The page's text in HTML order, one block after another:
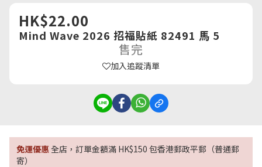
HK$22.00
Mind Wave 2026 招福貼紙 82491 馬 5
售完
加入追蹤清單
免運優惠全店，訂單金額滿 HK$150 包香港郵政平郵（普通郵
寄）